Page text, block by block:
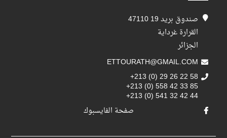
صندوق بريد 19 47110
القرارة غرداية
الجزائر
ETTOURATH@GMAIL.COM
+213 (0) 29 26 22 58
+213 (0) 558 42 33 85
+213 (0) 541 32 42 44
صفحة الفايسبوك